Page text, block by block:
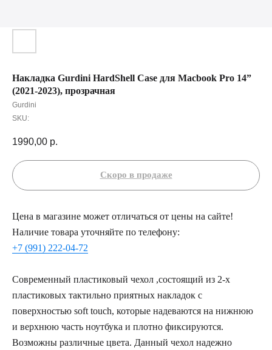
Накладка Gurdini HardShell Case для Macbook Pro 14”
(2021-2023), прозрачная
Gurdini
SKU:
1990,00 р.
Цена в магазине может отличаться от цены на сайте!
Наличие товара уточняйте по телефону:
+7 (991) 222-04-72
Современный пластиковый чехол ,состоящий из 2-х
пластиковых тактильно приятных накладок с
поверхностью soft touch, которые надеваются на нижнюю
и верхнюю часть ноутбука и плотно фиксируются.
Возможны различные цвета. Данный чехол надежно